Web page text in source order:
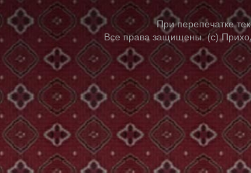
При перепечатке
Все права защищены. (с)